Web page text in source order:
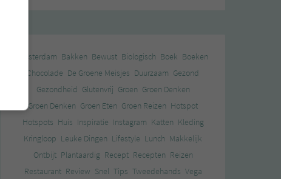
Amsterdam Bakken Bewust Biologisch Boek Boeken
Chocolade De Groene Meisjes Duurzaam Gezond
Gezondheid Glutenvrij Groen Groen Denken
Groen Denken Groen Eten Groen Reizen Hotspot
Hotspots Huis Inspiratie Instagram Katten Kleding
Kringloop Leuke Dingen Lifestyle Lunch Makkelijk
Ontbijt Plantaardig Recept Recepten Reizen
Restaurant Review Snel Tips Tweedehands Vega